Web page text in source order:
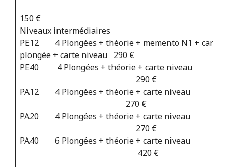
150 €
Niveaux intermédiaires
PE12 4 Plongées + théorie + memento N1 + carnet
plongée + carte niveau 290 €
PE40 4 Plongées + théorie + carte niveau
290 €
PA12 4 Plongées + théorie + carte niveau
270 €
PA20 4 Plongées + théorie + carte niveau
270 €
PA40 6 Plongées + théorie + carte niveau
420 €